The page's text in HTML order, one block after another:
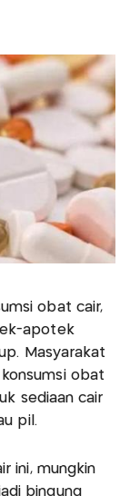
obat cair,
apotek
Masyarakat
obat
sediaan cair
pil.
ini, mungkin
bingung